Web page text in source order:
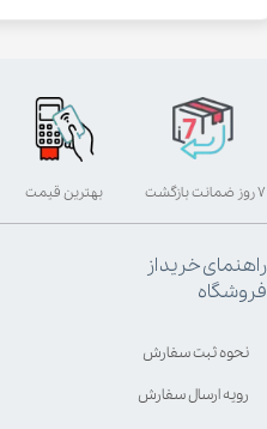
بهترین قیمت ۷ روز ضمانت بازگشت
راهنمای خرید از
فروشگاه
نحوه ثبت سفارش
رویه ارسال سفارش